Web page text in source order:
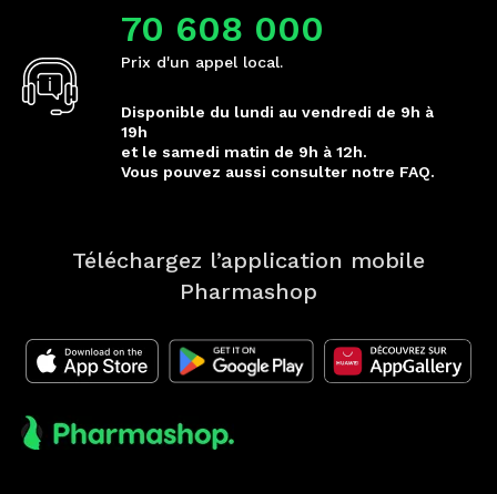
70 608 000
Prix d'un appel local.
Disponible du lundi au vendredi de 9h à
19h
et le samedi matin de 9h à 12h.
Vous pouvez aussi consulter notre FAQ.
Téléchargez l’application mobile
Pharmashop